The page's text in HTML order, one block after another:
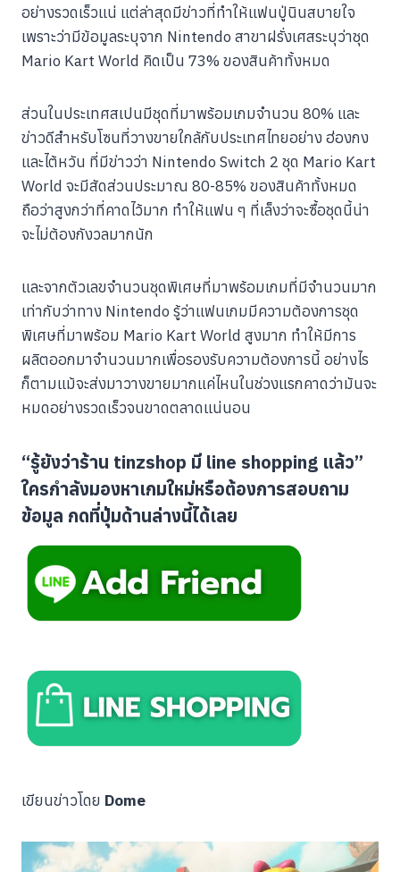
อย่างรวดเร็วแน่ แต่ล่าสุดมีข่าวที่ทำให้แฟนปู่นินสบายใจ
เพราะว่ามีข้อมูลระบุจาก Nintendo สาขาฝรั่งเศสระบุว่าชุด
Mario Kart World คิดเป็น 73% ของสินค้าทั้งหมด
ส่วนในประเทศสเปนมีชุดที่มาพร้อมเกมจำนวน 80% และ
ข่าวดีสำหรับโซนที่วางขายใกล้กับประเทศไทยอย่าง ฮ่องกง
และไต้หวัน ที่มีข่าวว่า Nintendo Switch 2 ชุด Mario Kart
World จะมีสัดส่วนประมาณ 80-85% ของสินค้าทั้งหมด
ถือว่าสูงกว่าที่คาดไว้มาก ทำให้แฟน ๆ ที่เล็งว่าจะซื้อชุดนี้น่า
จะไม่ต้องกังวลมากนัก
และจากตัวเลขจำนวนชุดพิเศษที่มาพร้อมเกมที่มีจำนวนมาก
เท่ากับว่าทาง Nintendo รู้ว่าแฟนเกมมีความต้องการชุด
พิเศษที่มาพร้อม Mario Kart World สูงมาก ทำให้มีการ
ผลิตออกมาจำนวนมากเพื่อรองรับความต้องการนี้ อย่างไร
ก็ตามแม้จะส่งมาวางขายมากแค่ไหนในช่วงแรกคาดว่ามันจะ
หมดอย่างรวดเร็วจนขาดตลาดแน่นอน
“รู้ยังว่าร้าน tinzshop มี line shopping แล้ว”
ใครกำลังมองหาเกมใหม่หรือต้องการสอบถาม
ข้อมูล กดที่ปุ่มด้านล่างนี้ได้เลย
เขียนข่าวโดย Dome